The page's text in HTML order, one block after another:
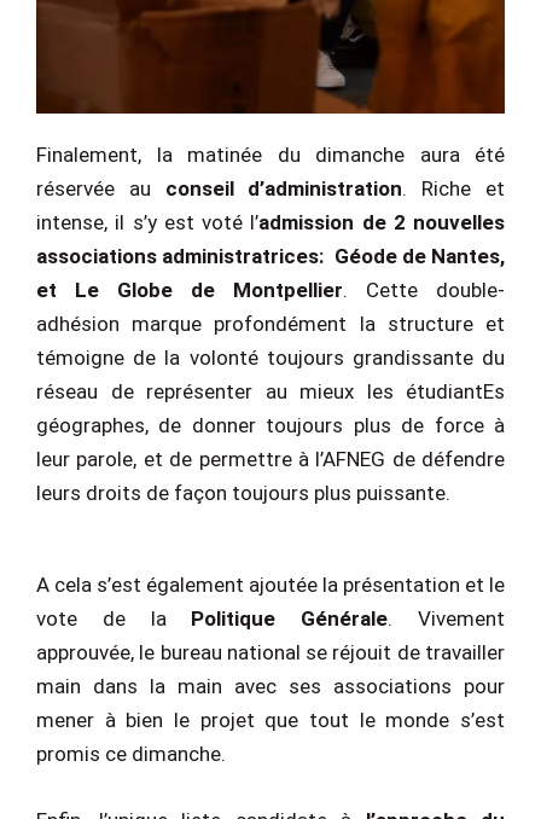
Finalement, la matinée du dimanche aura été
réservée au conseil d’administration. Riche et
intense, il s’y est voté l’admission de 2 nouvelles
associations administratrices: Géode de Nantes,
et Le Globe de Montpellier. Cette double-
adhésion marque profondément la structure et
témoigne de la volonté toujours grandissante du
réseau de représenter au mieux les étudiantEs
géographes, de donner toujours plus de force à
leur parole, et de permettre à l’AFNEG de défendre
leurs droits de façon toujours plus puissante.
A cela s’est également ajoutée la présentation et le
vote de la Politique Générale. Vivement
approuvée, le bureau national se réjouit de travailler
main dans la main avec ses associations pour
mener à bien le projet que tout le monde s’est
promis ce dimanche.